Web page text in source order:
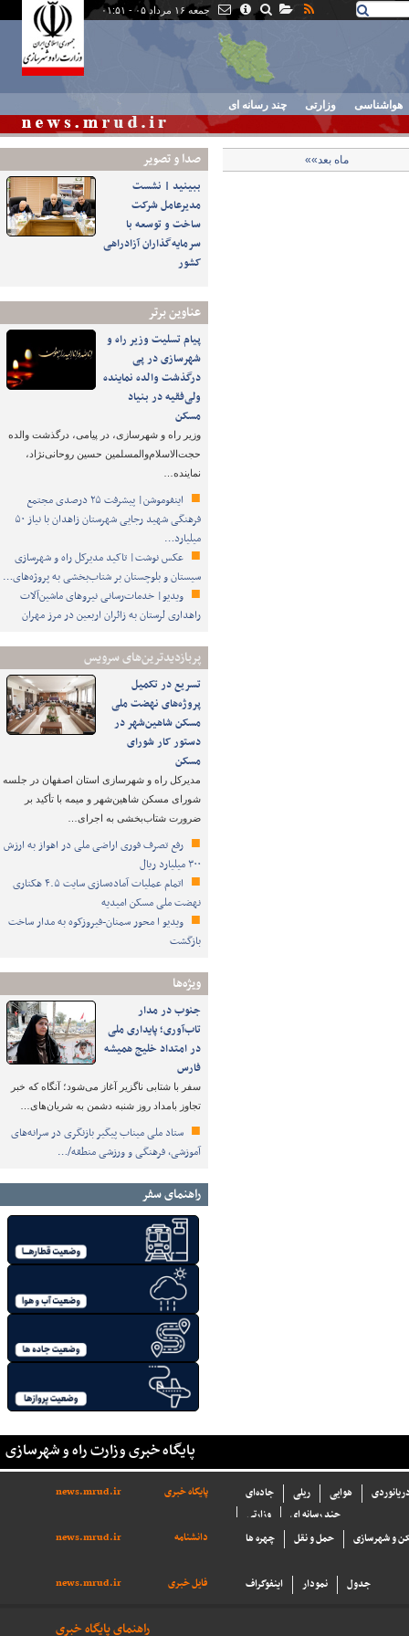
جمعه ۱۶ مرداد ۰۵ - ۰۱:۵۱
هواشناسی وزارتی چند رسانه ای
صدا و تصوير
ببینید | نشست
مدیرعامل شرکت
ساخت و توسعه با
سرمایه‌گذاران آزادراهی
کشور
عناوین برتر
پیام تسلیت وزیر راه و
شهرسازی در پی
درگذشت والده نماینده
ولی‌فقیه در بنیاد
مسکن
وزیر راه و شهرسازی، در پیامی، درگذشت والده
حجت‌الاسلام‌والمسلمین حسین روحانی‌نژاد،
نماینده…
اینفوموشن| پیشرفت ۲۵ درصدی مجتمع
فرهنگی شهید رجایی شهرستان زاهدان با نیاز ۵۰
میلیارد…
عکس نوشت| تاکید مدیرکل راه و شهرسازی
سیستان و بلوچستان بر شتاب‌بخشی به پروژه‌های…
ویدیو| خدمات‌رسانی نیروهای ماشین‌آلات
راهداری لرستان به زائران اربعین در مرز مهران
پربازدیدترین‌های سرویس
تسریع در تکمیل
پروژه‌های نهضت ملی
مسکن شاهین‌شهر در
دستور کار شورای
مسکن
مدیرکل راه و شهرسازی استان اصفهان در جلسه
شورای مسکن شاهین‌شهر و میمه با تأکید بر
ضرورت شتاب‌بخشی به اجرای…
رفع تصرف فوری اراضی ملی در اهواز به ارزش
۳۰۰ میلیارد ریال
اتمام عملیات آماده‌سازی سایت ۴.۵ هکتاری
نهضت ملی مسکن امیدیه
ویدیو ا محور سمنان-فیروزکوه به مدار ساخت
بازگشت
ویژه‌ها
جنوب در مدار
تاب‌آوری؛ پایداری ملی
در امتداد خلیج همیشه
فارس
سفر با شتابی ناگزیر آغاز می‌شود؛ آنگاه که خبر
تجاوز بامداد روز شنبه دشمن به شریان‌های…
ستاد ملی میناب پیگیر بازنگری در سرانه‌های
آموزشی، فرهنگی و ورزشی منطقه/…
راهنمای سفر
ماه بعد»»
پایگاه خبری وزارت راه و شهرسازی
پایگاه خبری news.mrud.ir جاده‌ای ریلی هوایی
وزارتی
چند رسانه ای
دانشنامه
news.mrud.ir چهره ها حمل و نقل و شهرسازی
فایل خبری news.mrud.ir اینفوگراف نمودار جدول
راهنمای پایگاه خبری